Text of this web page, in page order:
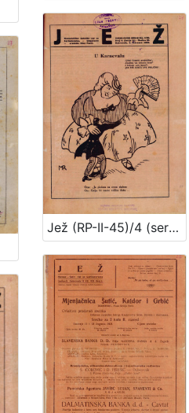
Jež (RP-II-45)/4 (serija II)